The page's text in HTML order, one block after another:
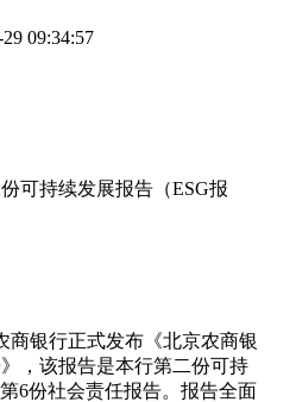
09:34:57
可持续发展报告（ESG报
商银行正式发布《北京农商银
，该报告是本行第二份可持
6份社会责任报告。报告全面